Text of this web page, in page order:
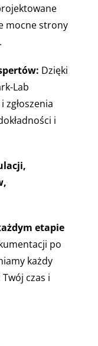
mocne strony
Dzięki
Lab
zgłoszenia
i
etapie
po
każdy
czas i